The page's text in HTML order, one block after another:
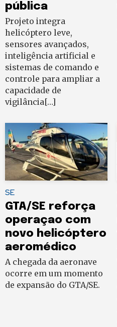
pública
Projeto integra
helicóptero leve,
sensores avançados,
inteligência artificial e
sistemas de comando e
controle para ampliar a
capacidade de
vigilância[…]
SE
GTA/SE reforça
operaçao com
novo helicóptero
aeromédico
A chegada da aeronave
ocorre em um momento
de expansão do GTA/SE.